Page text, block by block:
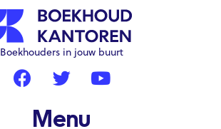
Boekhouders in jouw buurt
Menu